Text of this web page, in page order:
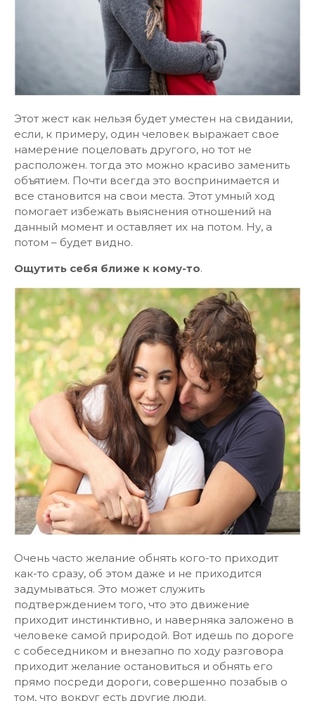
Этот жест как нельзя будет уместен на свидании,
если, к примеру, один человек выражает свое
намерение поцеловать другого, но тот не
расположен. тогда это можно красиво заменить
объятием. Почти всегда это воспринимается и
все становится на свои места. Этот умный ход
помогает избежать выяснения отношений на
данный момент и оставляет их на потом. Ну, а
потом – будет видно.
Ощутить себя ближе к кому-то.
Очень часто желание обнять кого-то приходит
как-то сразу, об этом даже и не приходится
задумываться. Это может служить
подтверждением того, что это движение
приходит инстинктивно, и наверняка заложено в
человеке самой природой. Вот идешь по дороге
с собеседником и внезапно по ходу разговора
приходит желание остановиться и обнять его
прямо посреди дороги, совершенно позабыв о
том, что вокруг есть другие люди.